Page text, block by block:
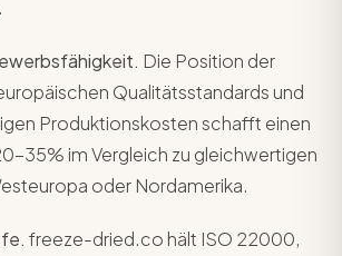
Die Position der
Qualitätsstandards und
Produktionskosten schafft einen
35% im Vergleich zu gleichwertigen
oder Nordamerika.
freeze-dried.co hält ISO 22000,